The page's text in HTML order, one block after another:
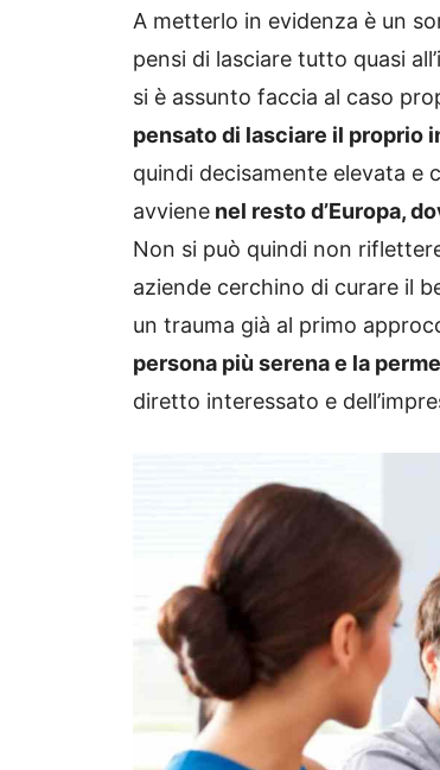
A metterlo in evidenza è un
pensi di lasciare tutto quasi
si è assunto faccia al caso
pensato di lasciare il proprio
quindi decisamente elevata e
avviene nel resto d’Europa,
Non si può quindi non
aziende cerchino di curare il
un trauma già al primo
persona più serena e la
diretto interessato e